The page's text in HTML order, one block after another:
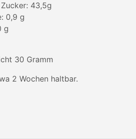
43,5g
0,9 g
g
30 Gramm
2 Wochen haltbar.